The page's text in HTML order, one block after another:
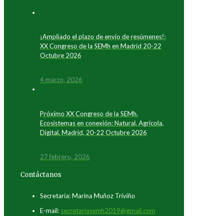
¡Ampliado el plazo de envío de resúmenes!:
XX Congreso de la SEMh en Madrid 20-22
Octubre 2026
4 marzo, 2026
Próximo XX Congreso de la SEMh.
Ecosistemas en conexión: Natural, Agrícola,
Digital. Madrid, 20-22 Octubre 2026
27 febrero, 2026
Contáctanos
Secretaría: Marina Muñoz Triviño
E-mail: secretariasemh2019@gmail.com